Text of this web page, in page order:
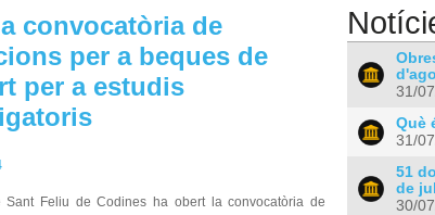
convocatòria de
per a beques de
per a estudis
Sant Feliu de Codines ha obert la convocatòria de
31/
Què
31/
51
de
30/